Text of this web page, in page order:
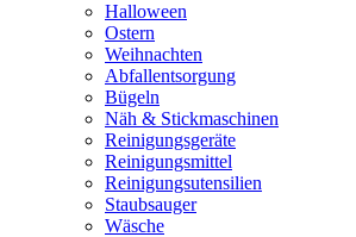
Halloween
Ostern
Weihnachten
Abfallentsorgung
Bügeln
Näh & Stickmaschinen
Reinigungsgeräte
Reinigungsmittel
Reinigungsutensilien
Staubsauger
Wäsche